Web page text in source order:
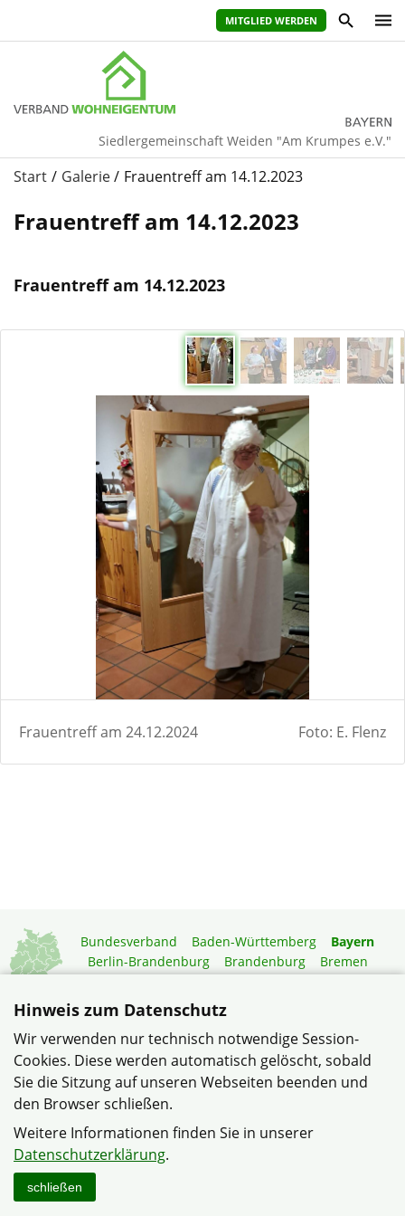
MITGLIED WERDEN
Siedlergemeinschaft Weiden "Am Krumpes e.V."
Start Galerie Frauentreff am 14.12.2023
Frauentreff am 14.12.2023
Frauentreff am 14.12.2023
Frauentreff am 24.12.2024 Foto: E. Flenz
Bundesverband Baden-Württemberg
Bayern
Berlin-Brandenburg
Brandenburg
Bremen
Niedersachsen
Rheinland-Pfalz
Saarland
Sachsen-Anhalt
Schleswig-Holstein
Thüringen
Mitgliedermagazin
Gartenberatung
© Siedlergemeinschaft Weiden "Am Krumpes e.V." im
Verband Wohneigentum Bayern e.V.
Datenschutzerklärung
Hinweis zum Datenschutz
Wir verwenden nur technisch notwendige Session-
Cookies. Diese werden automatisch gelöscht, sobald
Sie die Sitzung auf unseren Webseiten beenden und
den Browser schließen.
Weitere Informationen finden Sie in unserer
Datenschutzerklärung.
schließen